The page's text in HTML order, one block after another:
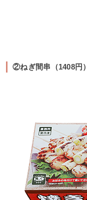
②ねぎ間串（1408円）